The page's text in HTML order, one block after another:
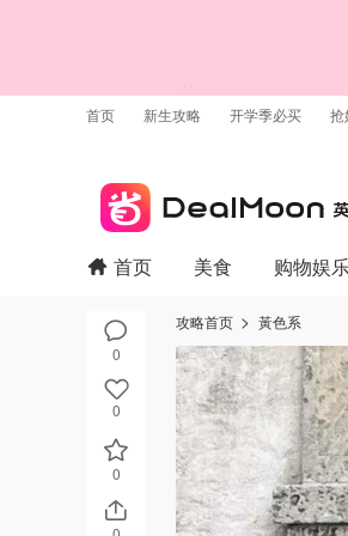
首页 新生攻略 开学季必买 抢
0
0
0
首页 美食 购物娱
攻略首页 黃色系